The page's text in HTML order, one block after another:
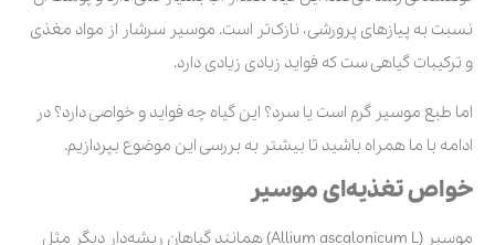
نسبت به پیازهای پرورشی، نازک‌تر است. موسیر سرشار از مواد مغذی
و ترکیبات گیاهی ست که فواید زیادی زیادی دارد.
اما طبع موسیر گرم است یا سرد؟ این گیاه چه فواید و خواصی دارد؟ در
ادامه با ما همراه باشید تا بیشتر به بررسی این موضوع بپردازیم.
خواص تغذیه‌ای موسیر
موسیر (Allium ascalonicum L) همانند گیاهان ریشه‌دار دیگر مثل